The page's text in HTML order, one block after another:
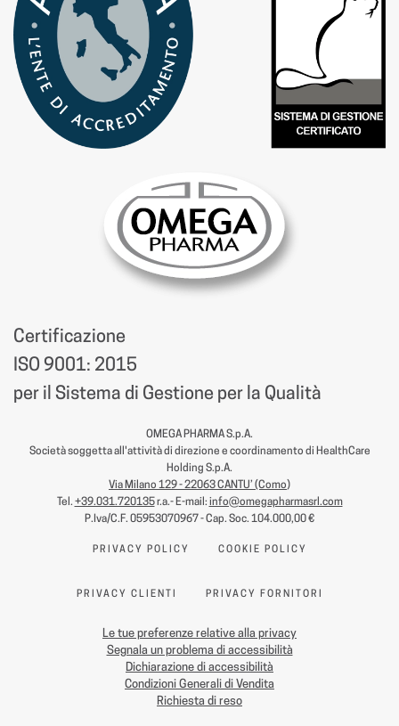
Certificazione
ISO 9001: 2015
per il Sistema di Gestione per la Qualità
OMEGA PHARMA S.p.A.
Società soggetta all'attività di direzione e coordinamento di HealthCare
Holding S.p.A.
Via Milano 129 - 22063 CANTU’ (Como)
Tel. +39.031.720135r.a.- E-mail: info@omegapharmasrl.com
P.Iva/C.F. 05953070967 - Cap. Soc. 104.000,00 €
PRIVACY POLICY COOKIE POLICY
PRIVACY CLIENTI PRIVACY FORNITORI
Le tue preferenze relative alla privacy
Segnala un problema di accessibilità
Dichiarazione di accessibilità
Condizioni Generali di Vendita
Richiesta di reso